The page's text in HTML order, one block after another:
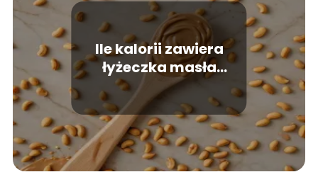
Ile kalorii zawiera
łyżeczka masła
orzechowego? Wartość
energetyczna zdrowej
przekąski